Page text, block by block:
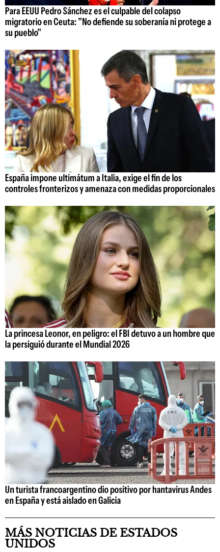
Para EEUU Pedro Sánchez es el culpable del colapso
migratorio en Ceuta: "No defiende su soberanía ni protege a
su pueblo"
España impone ultimátum a Italia, exige el fin de los
controles fronterizos y amenaza con medidas proporcionales
La princesa Leonor, en peligro: el FBI detuvo a un hombre que
la persiguió durante el Mundial 2026
Un turista francoargentino dio positivo por hantavirus Andes
en España y está aislado en Galicia
MÁS NOTICIAS DE ESTADOS
UNIDOS